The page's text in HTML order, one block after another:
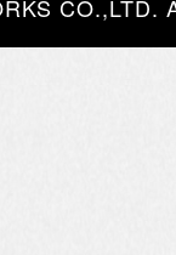
CO.,LTD.